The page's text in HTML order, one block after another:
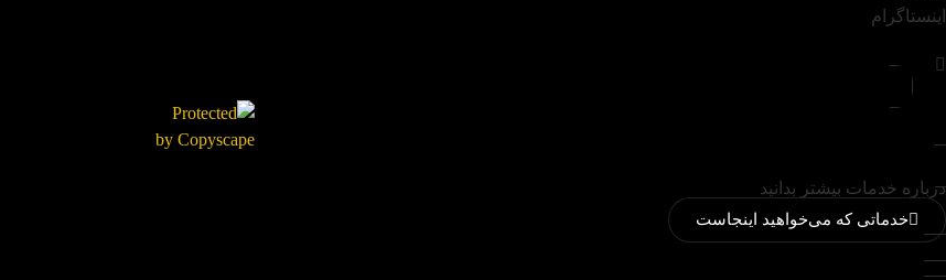
اینستاگرام
درباره خدمات بیشتر بدانید
خدماتی که می‌خواهید اینجاست